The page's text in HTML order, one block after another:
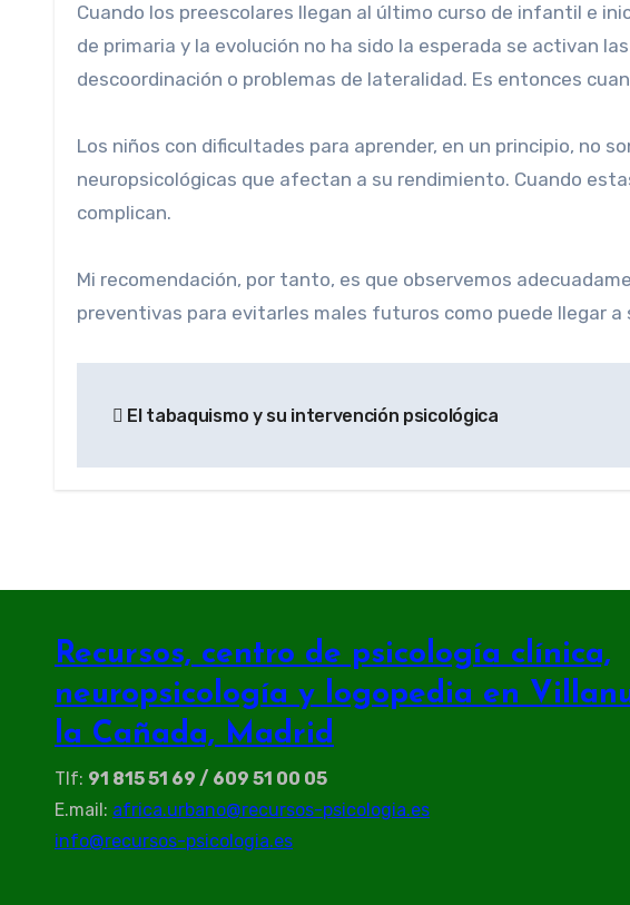
Cuando los preescolares llegan al último curso de infantil e
de primaria y la evolución no ha sido la esperada se activan
descoordinación o problemas de lateralidad. Es entonces
Los niños con dificultades para aprender, en un principio, no
neuropsicológicas que afectan a su rendimiento. Cuando
complican.
Mi recomendación, por tanto, es que observemos
preventivas para evitarles males futuros como puede llegar
de
entradas
El tabaquismo y su intervención psicológica
Recursos, centro de psicología clínica,
neuropsicología y logopedia en
la Cañada, Madrid
Tlf: 91 815 51 69 / 609 51 00 05
E.mail: africa.urbano@recursos-psicologia.es
info@recursos-psicologia.es